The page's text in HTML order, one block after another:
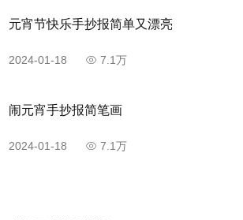
元宵节快乐手抄报简单又漂亮
2024-01-18 7.1万
闹元宵手抄报简笔画
2024-01-18 7.1万